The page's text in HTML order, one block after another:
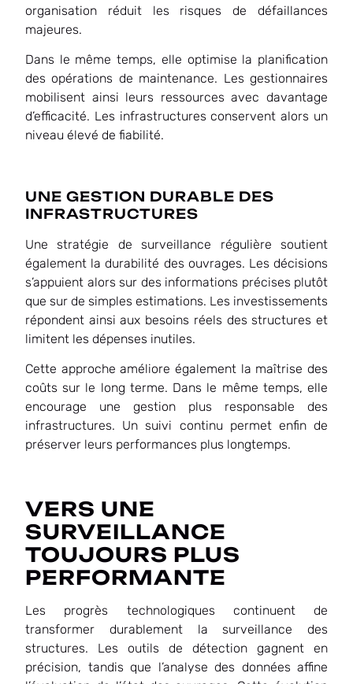
organisation réduit les risques de défaillances
majeures.
Dans le même temps, elle optimise la planification
des opérations de maintenance. Les gestionnaires
mobilisent ainsi leurs ressources avec davantage
d’efficacité. Les infrastructures conservent alors un
niveau élevé de fiabilité.
UNE GESTION DURABLE DES
INFRASTRUCTURES
Une stratégie de surveillance régulière soutient
également la durabilité des ouvrages. Les décisions
s’appuient alors sur des informations précises plutôt
que sur de simples estimations. Les investissements
répondent ainsi aux besoins réels des structures et
limitent les dépenses inutiles.
Cette approche améliore également la maîtrise des
coûts sur le long terme. Dans le même temps, elle
encourage une gestion plus responsable des
infrastructures. Un suivi continu permet enfin de
préserver leurs performances plus longtemps.
VERS UNE
SURVEILLANCE
TOUJOURS PLUS
PERFORMANTE
Les progrès technologiques continuent de
transformer durablement la surveillance des
structures. Les outils de détection gagnent en
précision, tandis que l’analyse des données affine